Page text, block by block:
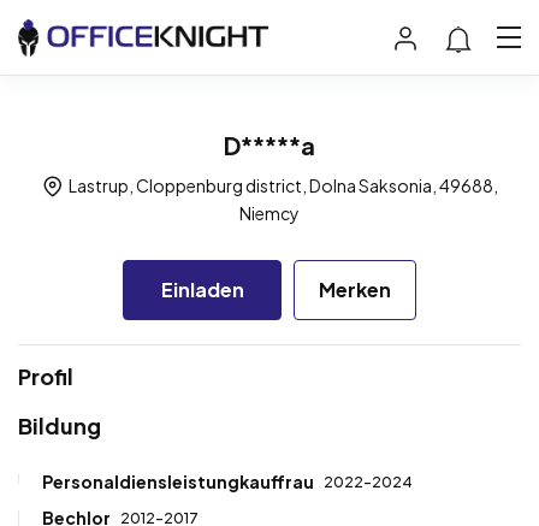
D*****a
Lastrup, Cloppenburg district, Dolna Saksonia, 49688,
Niemcy
Einladen Merken
Profil
Bildung
Personaldiensleistungkauffrau 2022-2024
Bechlor 2012-2017